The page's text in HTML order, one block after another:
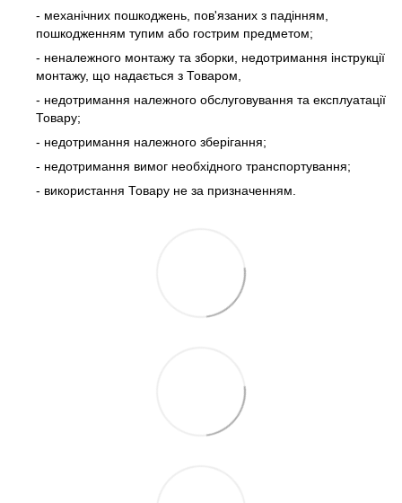
- механічних пошкоджень, пов'язаних з падінням,
пошкодженням тупим або гострим предметом;
- неналежного монтажу та зборки, недотримання інструкції
монтажу, що надається з Товаром,
- недотримання належного обслуговування та експлуатації
Товару;
- недотримання належного зберігання;
- недотримання вимог необхідного транспортування;
- використання Товару не за призначенням.